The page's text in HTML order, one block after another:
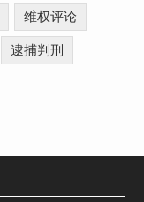
维权评论
逮捕判刑